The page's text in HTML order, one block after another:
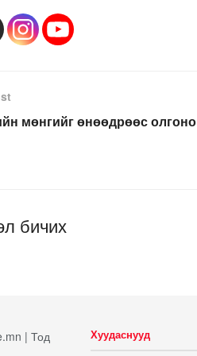
мөнгийг өнөөдрөөс олгоно
бичих
Хуудаснууд